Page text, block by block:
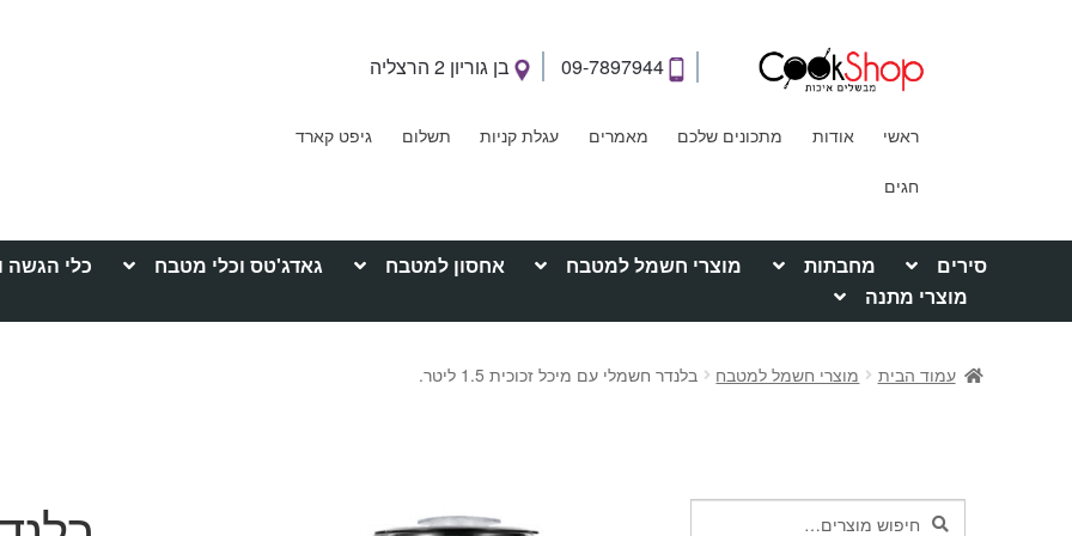
09-7897944 בן גוריון 2 הרצליה
ראשי אודות מתכונים שלכם מאמרים עגלת קניות תשלום גיפט קארד
חגים
סירים מחבתות מוצרי חשמל למטבח אחסון למטבח גאדג'טס וכלי מטבח כלי הגשה
מוצרי מתנה
עמוד הבית מוצרי חשמל למטבח בלנדר חשמלי עם מיכל זכוכית 1.5 ליטר.
חיפושחיפוש